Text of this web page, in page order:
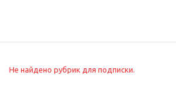
Не найдено рубрик для подписки.